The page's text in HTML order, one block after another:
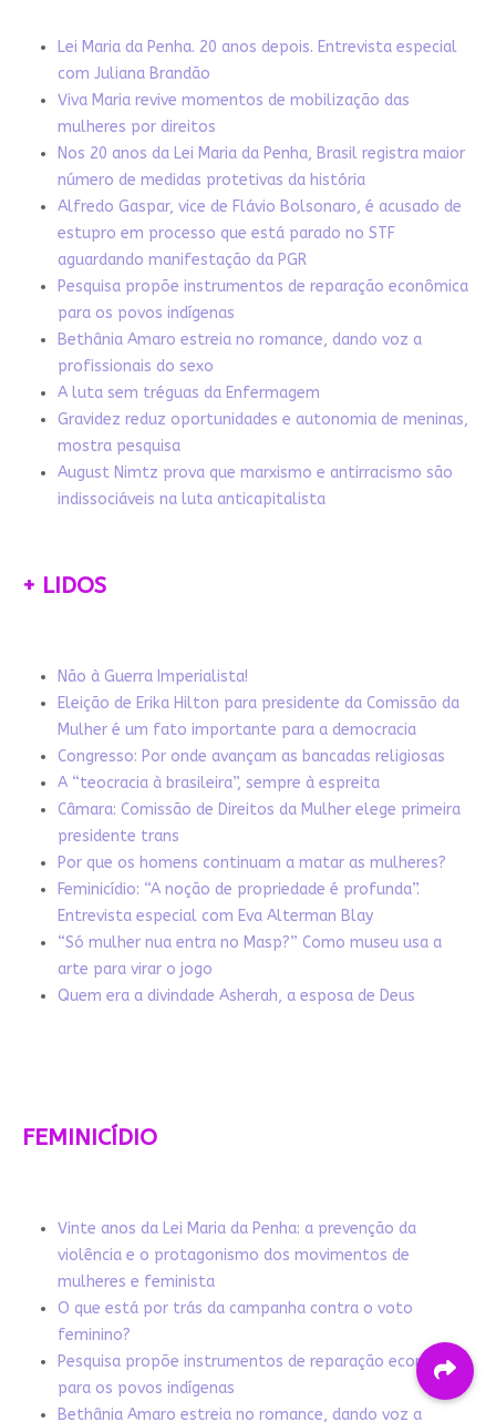
Lei Maria da Penha. 20 anos depois. Entrevista especial
com Juliana Brandão
Viva Maria revive momentos de mobilização das
mulheres por direitos
Nos 20 anos da Lei Maria da Penha, Brasil registra maior
número de medidas protetivas da história
Alfredo Gaspar, vice de Flávio Bolsonaro, é acusado de
estupro em processo que está parado no STF
aguardando manifestação da PGR
Pesquisa propõe instrumentos de reparação econômica
para os povos indígenas
Bethânia Amaro estreia no romance, dando voz a
profissionais do sexo
A luta sem tréguas da Enfermagem
Gravidez reduz oportunidades e autonomia de meninas,
mostra pesquisa
August Nimtz prova que marxismo e antirracismo são
indissociáveis na luta anticapitalista
+ LIDOS
Não à Guerra Imperialista!
Eleição de Erika Hilton para presidente da Comissão da
Mulher é um fato importante para a democracia
Congresso: Por onde avançam as bancadas religiosas
A “teocracia à brasileira”, sempre à espreita
Câmara: Comissão de Direitos da Mulher elege primeira
presidente trans
Por que os homens continuam a matar as mulheres?
Feminicídio: “A noção de propriedade é profunda”.
Entrevista especial com Eva Alterman Blay
“Só mulher nua entra no Masp?” Como museu usa a
arte para virar o jogo
Quem era a divindade Asherah, a esposa de Deus
FEMINICÍDIO
Vinte anos da Lei Maria da Penha: a prevenção da
violência e o protagonismo dos movimentos de
mulheres e feminista
O que está por trás da campanha contra o voto
feminino?
Pesquisa propõe instrumentos de reparação econômica
para os povos indígenas
Bethânia Amaro estreia no romance, dando voz a